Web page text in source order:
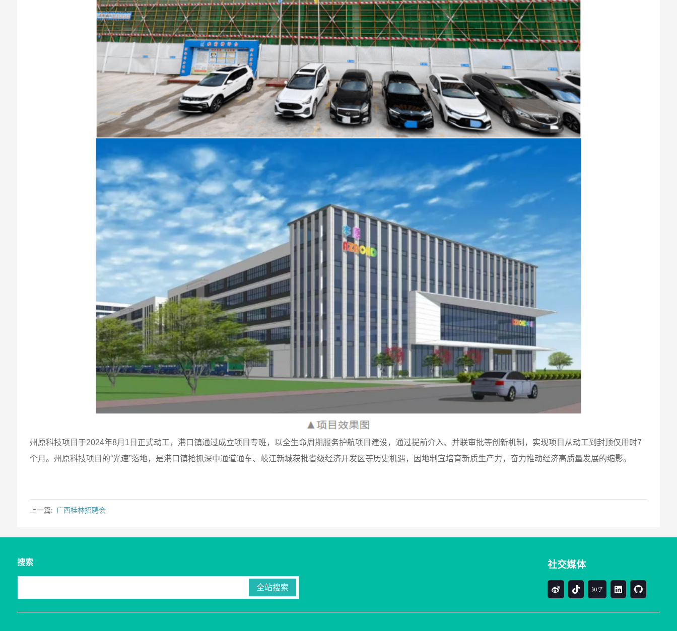
州原科技项目于2024年8月1日正式动工，港口镇通过成立项目专班，以全生命周期服务护航项目建设，通过提前介入、并联审批等创新机制，实现项目从动工到封顶仅用时7
个月。州原科技项目的“光速”落地，是港口镇抢抓深中通道通车、岐江新城获批省级经济开发区等历史机遇，因地制宜培育新质生产力，奋力推动经济高质量发展的缩影。
上一篇: 广西桂林招聘会
搜索
全站搜索
社交媒体